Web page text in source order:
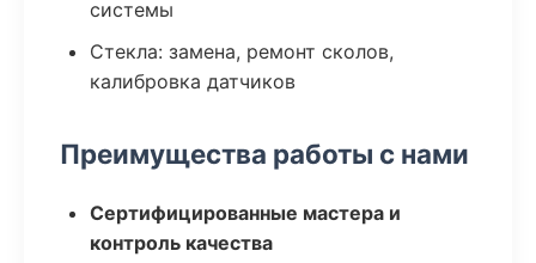
системы
Стекла: замена, ремонт сколов,
калибровка датчиков
Преимущества работы с нами
Сертифицированные мастера и
контроль качества